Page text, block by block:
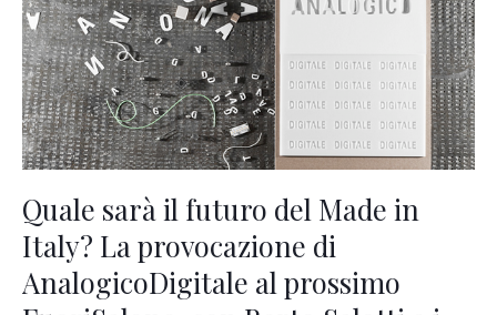
Quale sarà il futuro del Made in
Italy? La provocazione di
AnalogicoDigitale al prossimo
del
Made
in
Italy?
La
provocazione
di
AnalogicoDigitale
prossimo
FuoriSalone,
con
Berto